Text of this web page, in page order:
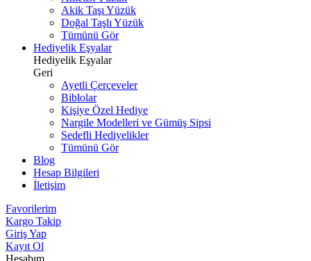
Akik Taşı Yüzük
Doğal Taşlı Yüzük
Tümünü Gör
Hediyelik Eşyalar
Hediyelik Eşyalar
Geri
Ayetli Çerçeveler
Biblolar
Kişiye Özel Hediye
Nargile Modelleri ve Gümüş Sipsi
Sedefli Hediyelikler
Tümünü Gör
Blog
Hesap Bilgileri
İletişim
Favorilerim
Kargo Takip
Giriş Yap
Kayıt Ol
Hesabım